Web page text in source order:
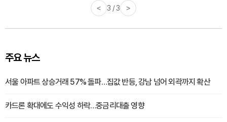
< 3 / 3 >
주요 뉴스
서울 아파트 상승거래 57% 돌파…집값 반등, 강남 넘어 외곽까지 확산
카드론 확대에도 수익성 하락…중금리대출 영향